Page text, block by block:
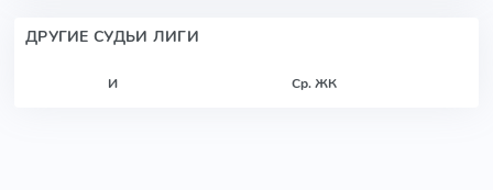
ДРУГИЕ СУДЬИ ЛИГИ
И Ср. ЖК